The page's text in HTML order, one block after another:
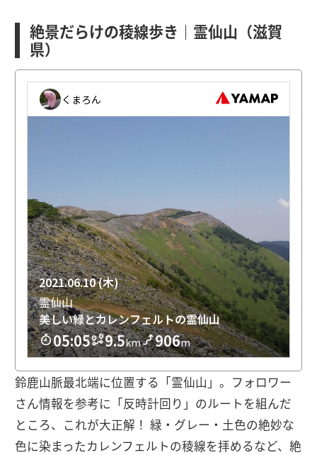
絶景だらけの稜線歩き｜霊仙山（滋賀
県）
鈴鹿山脈最北端に位置する「霊仙山」。フォロワー
さん情報を参考に「反時計回り」のルートを組んだ
ところ、これが大正解！ 緑・グレー・土色の絶妙な
色に染まったカレンフェルトの稜線を拝めるなど、絶